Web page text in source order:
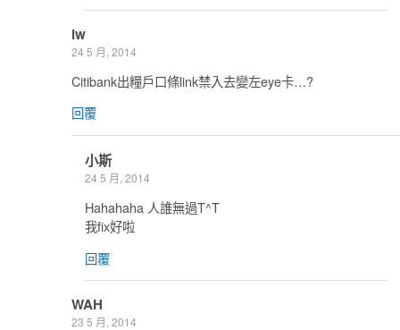
lw
24 5 月, 2014
Citibank出糧戶口條link禁入去變左eye卡…?
回覆
小斯
24 5 月, 2014
Hahahaha 人誰無過T^T
我fix好啦
回覆
WAH
23 5 月, 2014